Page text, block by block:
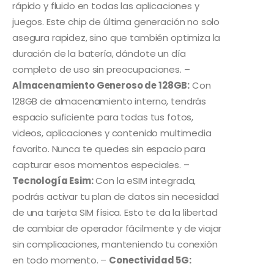
rápido y fluido en todas las aplicaciones y
juegos. Este chip de última generación no solo
asegura rapidez, sino que también optimiza la
duración de la batería, dándote un día
completo de uso sin preocupaciones. –
Almacenamiento Generoso de 128GB:Con
128GB de almacenamiento interno, tendrás
espacio suficiente para todas tus fotos,
videos, aplicaciones y contenido multimedia
favorito. Nunca te quedes sin espacio para
capturar esos momentos especiales. –
Tecnología Esim:Con la eSIM integrada,
podrás activar tu plan de datos sin necesidad
de una tarjeta SIM física. Esto te da la libertad
de cambiar de operador fácilmente y de viajar
sin complicaciones, manteniendo tu conexión
en todo momento. – Conectividad 5G: